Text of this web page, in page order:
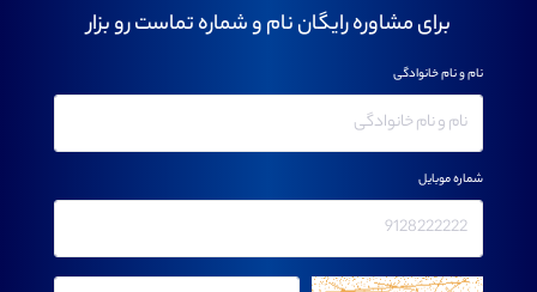
برای مشاوره رایگان نام و شماره تماست رو بزار
نام و نام خانوادگی
شماره موبایل